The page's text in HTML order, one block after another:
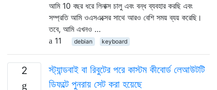
আমি 10 বছর ধরে লিনাক্স চালু এবং বন্ধ ব্যবহার করছি এবং
সম্প্রতি আমি ওএসএক্সের সাথে আরও বেশি সময় ব্যয় করেছি।
তবে, আমি এখনও …
11
debian keyboard
2
স্ট্যান্ডবাই বা রিবুটের পরে কাস্টম কীবোর্ড লেআউটটি
ডিফল্টে পুনরায় সেট করা হয়েছে